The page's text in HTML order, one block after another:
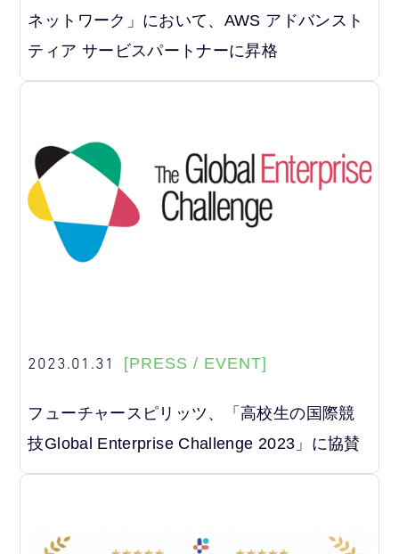
ネットワーク」において、AWS アドバンスト
ティア サービスパートナーに昇格
2023.01.31 [PRESS / EVENT]
フューチャースピリッツ、「高校生の国際競
技Global Enterprise Challenge 2023」に協賛